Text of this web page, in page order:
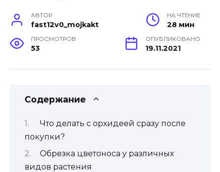
АВТОР
fast12v0_mojkakt
НА ЧТЕНИЕ
28 мин
ПРОСМОТРОВ
53
ОПУБЛИКОВАНО
19.11.2021
Содержание
Что делать с орхидеей сразу после
покупки?
Обрезка цветоноса у различных
видов растения